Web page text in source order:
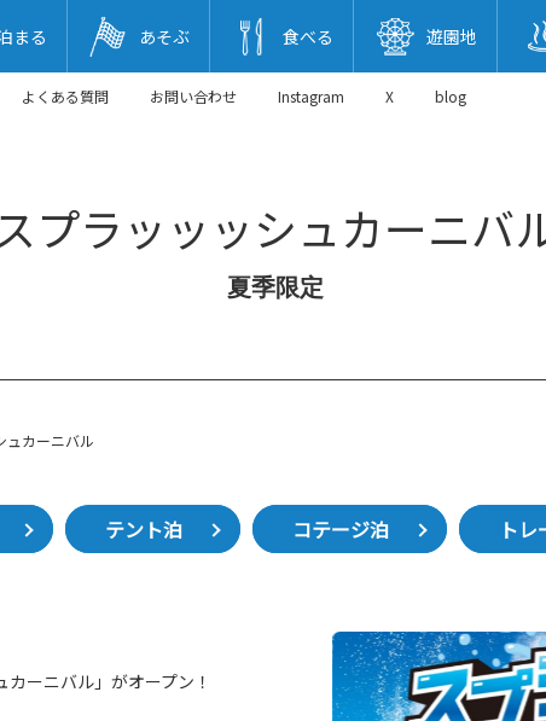
まる あそぶ 食べる 遊園地
よくある質問 お問い合わせ Instagram X blog
プラッッッシュカーニバ
夏季限定
ュカーニバル
テント泊 コテージ泊 ト
ーニバル」がオープン！